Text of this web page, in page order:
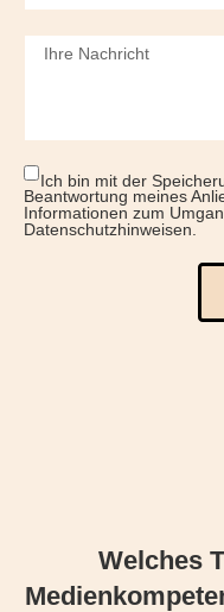
Ich bin mit der
Beantwortung meines
Informationen zum
Datenschutzhinweisen.
Welches